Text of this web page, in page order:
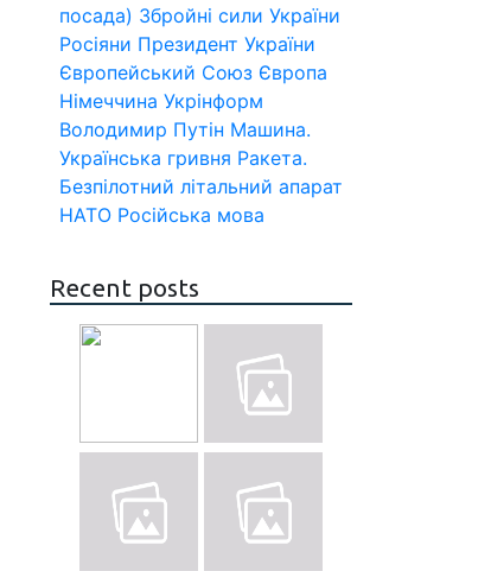
посада) Збройні сили України
Росіяни Президент України
Європейський Союз Європа
Німеччина Укрінформ
Володимир Путін Машина.
Українська гривня Ракета.
Безпілотний літальний апарат
НАТО Російська мова
Recent posts